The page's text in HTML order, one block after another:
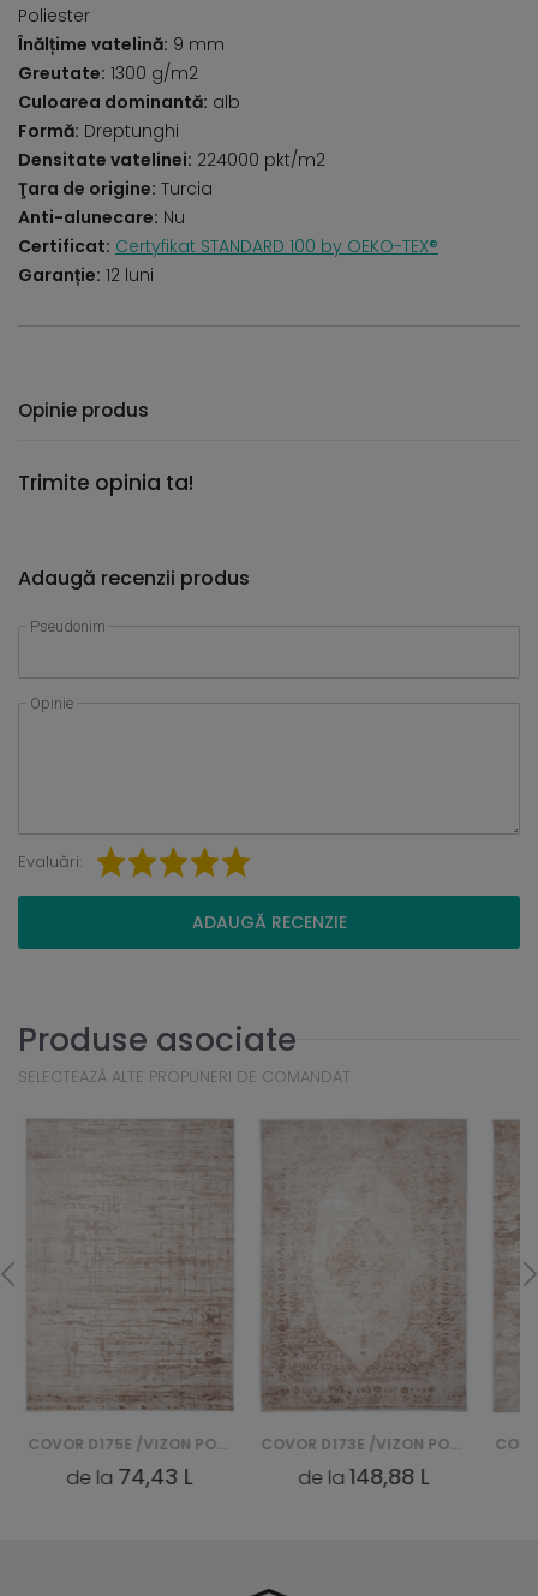
Poliester
Înălțime vatelină: 9 mm
Greutate: 1300 g/m2
Culoarea dominantă: alb
Formă: Dreptunghi
Densitate vatelinei: 224000 pkt/m2
Ţara de origine: Turcia
Anti-alunecare: Nu
Certificat: Certyfikat STANDARD 100 by OEKO-TEX®
Garanție: 12 luni
Opinie produs
Trimite opinia ta!
Adaugă recenzii produs
Pseudonim
Opinie
Evaluări:
ADAUGĂ RECENZIE
Produse asociate
SELECTEAZĂ ALTE PROPUNERI DE COMANDAT
COVOR D175E /VIZON PORTLAND - BIAŁY
de la 74,43 L
COVOR D173E /VIZON PORTLAND - BIAŁY
de la148,88 L